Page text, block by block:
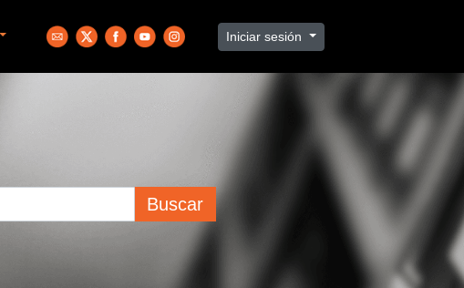
Iniciar sesión
Buscar